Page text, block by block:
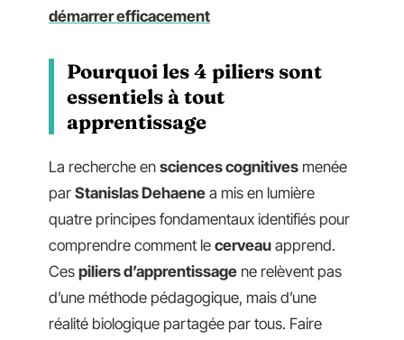
démarrer efficacement
Pourquoi les 4 piliers sont
essentiels à tout
apprentissage
La recherche en sciences cognitives menée
par Stanislas Dehaene a mis en lumière
quatre principes fondamentaux identifiés pour
comprendre comment le cerveau apprend.
Ces piliers d’apprentissage ne relèvent pas
d’une méthode pédagogique, mais d’une
réalité biologique partagée par tous. Faire